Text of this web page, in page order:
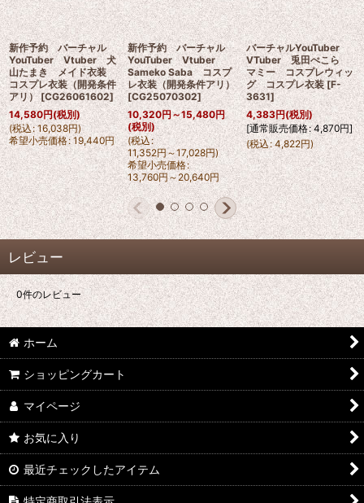
新作予約 バーチャル
YouTuber Vtuber 犬
山たまき メイド衣装
コスプレ衣装（開発条件
アリ） [CG26061602]
14,580円(税別)
(税込: 16,038円)
希望小売価格: 19,440円
新作予約 バーチャル
YouTuber Vtuber
Sameko Saba コスプ
レ衣装（開発条件アリ）
[CG25070302]
10,320円～15,480円
(税別)
(税込:
11,352円～17,028円)
希望小売価格:
13,760円～20,640円
バーチャルYouTuber
VTuber 兎田ぺこら
マミー コスプレウィッ
グ コスプレ衣装 [F-
3631]
4,383円(税別)
[通常販売価格: 4,870円]
(税込: 4,822円)
レビュー
0件のレビュー
ホーム
ショッピングカート
マイページ
お気に入り
最近チェックしたアイテム